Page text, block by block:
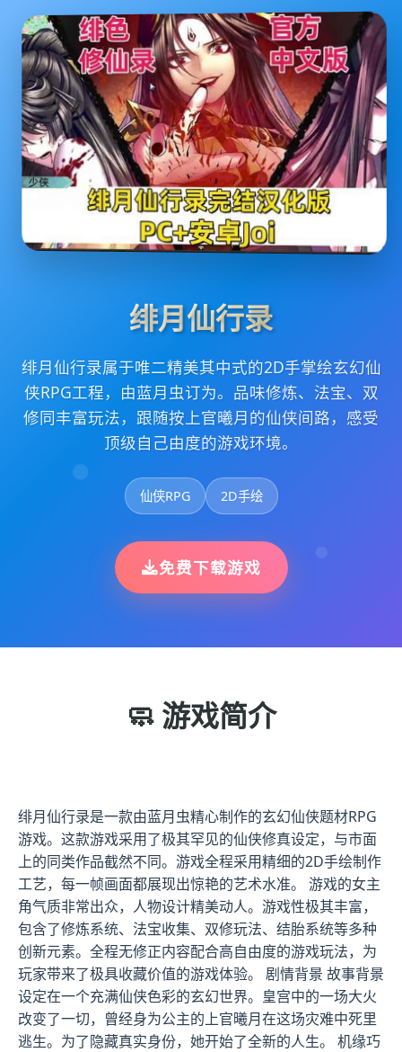
绯月仙行录
绯月仙行录属于唯二精美其中式的2D手掌绘玄幻仙
侠RPG工程，由蓝月虫订为。品味修炼、法宝、双
修同丰富玩法，跟随按上官曦月的仙侠间路，感受
顶级自己由度的游戏环境。
仙侠RPG 2D手绘
免费下载游戏
🧼 游戏简介
绯月仙行录是一款由蓝月虫精心制作的玄幻仙侠题材RPG
游戏。这款游戏采用了极其罕见的仙侠修真设定，与市面
上的同类作品截然不同。游戏全程采用精细的2D手绘制作
工艺，每一帧画面都展现出惊艳的艺术水准。 游戏的女主
角气质非常出众，人物设计精美动人。游戏性极其丰富，
包含了修炼系统、法宝收集、双修玩法、结胎系统等多种
创新元素。全程无修正内容配合高自由度的游戏玩法，为
玩家带来了极具收藏价值的游戏体验。 剧情背景 故事背景
设定在一个充满仙侠色彩的玄幻世界。皇宫中的一场大火
改变了一切，曾经身为公主的上官曦月在这场灾难中死里
逃生。为了隐藏真实身份，她开始了全新的人生。 机缘巧